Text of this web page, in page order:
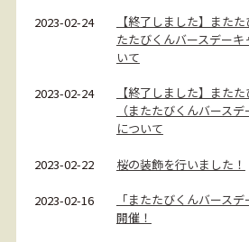
2023-02-24
【終了しました】また
たたびくんバースデー
いて
2023-02-24
【終了しました】また
（またたびくんバース
について
2023-02-22 桜の装飾を行いました！
2023-02-16
「またたびくんバース
開催！